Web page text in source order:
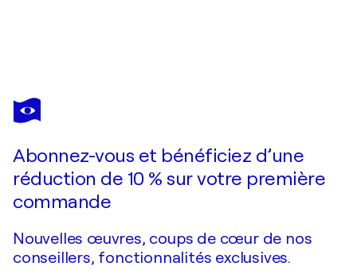
KOTARO
MACHIYAMA
Je passe commande
Abonnez-vous et bénéficiez d’une
réduction de 10 % sur votre première
commande
Nouvelles œuvres, coups de cœur de nos
conseillers, fonctionnalités exclusives.